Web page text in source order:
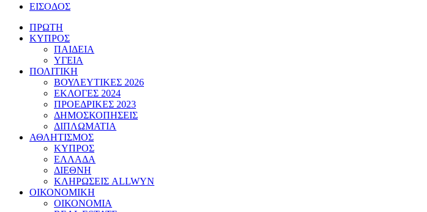
ΕΙΣΟΔΟΣ
ΠΡΩΤΗ
ΚΥΠΡΟΣ
ΠΑΙΔΕΙΑ
ΥΓΕΙΑ
ΠΟΛΙΤΙΚΗ
ΒΟΥΛΕΥΤΙΚΕΣ 2026
ΕΚΛΟΓΕΣ 2024
ΠΡΟΕΔΡΙΚΕΣ 2023
ΔΗΜΟΣΚΟΠΗΣΕΙΣ
ΔΙΠΛΩΜΑΤΙΑ
ΑΘΛΗΤΙΣΜΟΣ
ΚΥΠΡΟΣ
ΕΛΛΑΔΑ
ΔΙΕΘΝΗ
ΚΛΗΡΩΣΕΙΣ ALLWYN
ΟΙΚΟΝΟΜΙΚΗ
ΟΙΚΟΝΟΜΙΑ